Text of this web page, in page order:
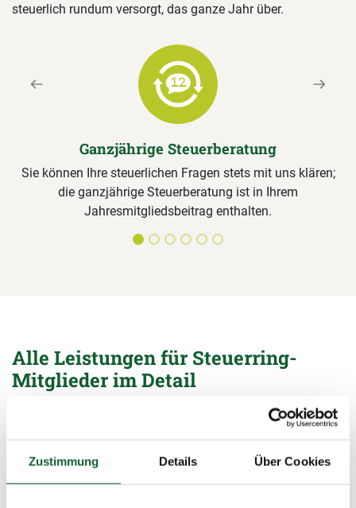
Zustimmung Details Über Cookies
steuerlich rundum versorgt, das ganze Jahr über.
Ganzjährige Steuerberatung
Sie können Ihre steuerlichen Fragen stets mit uns klären;
die ganzjährige Steuerberatung ist in Ihrem
Jahresmitgliedsbeitrag enthalten.
Previous Next
Alle Leistungen für Steuerring-
Mitglieder im Detail
Steuerermäßigungen beantragen, Bescheide prüfen – wir
übernehmen alle Arbeiten rund um die Steuererklärung und
sichern damit Ihre Steuervorteile.